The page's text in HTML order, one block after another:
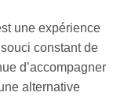
une expérience
constant de
d’accompagner
alternative